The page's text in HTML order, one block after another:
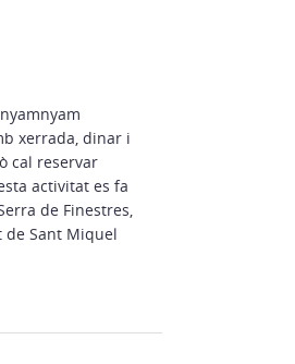
xerrada, dinar i
cal reservar
activitat es fa
de Finestres,
de Sant Miquel